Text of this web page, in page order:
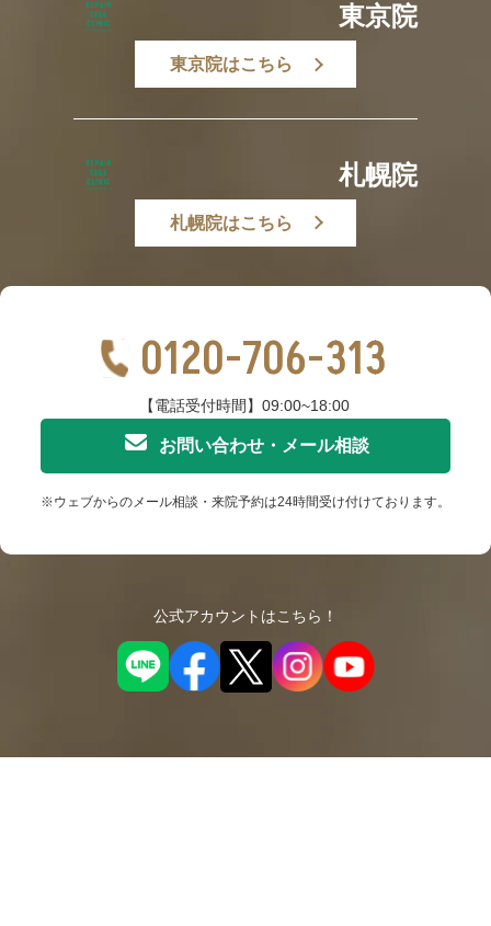
東京院
東京院はこちら
札幌院
札幌院はこちら
0120-706-313
【電話受付時間】09:00~18:00
お問い合わせ・メール相談
※ウェブからのメール相談・来院予約は24時間受け付けております。
公式アカウントはこちら！